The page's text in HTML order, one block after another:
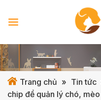
Trang chủ » Tin tức
chip để quản lý chó, mèo